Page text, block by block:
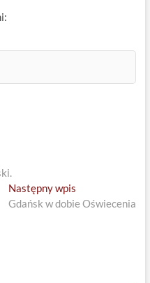
Następny wpis
post:
Gdańsk w dobie Oświecenia